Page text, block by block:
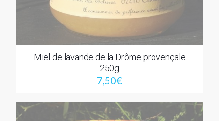
Miel de lavande de la Drôme provençale
250g
7,50€